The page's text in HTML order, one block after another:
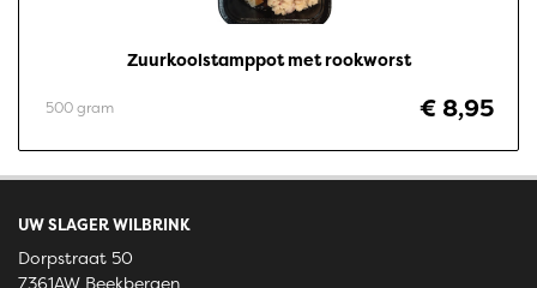
Zuurkoolstamppot met rookworst
€ 8,95
500 gram
UW SLAGER WILBRINK
Dorpstraat 50
7361AW Beekbergen